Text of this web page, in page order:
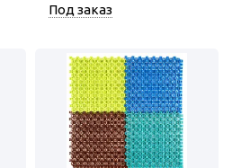
Под заказ